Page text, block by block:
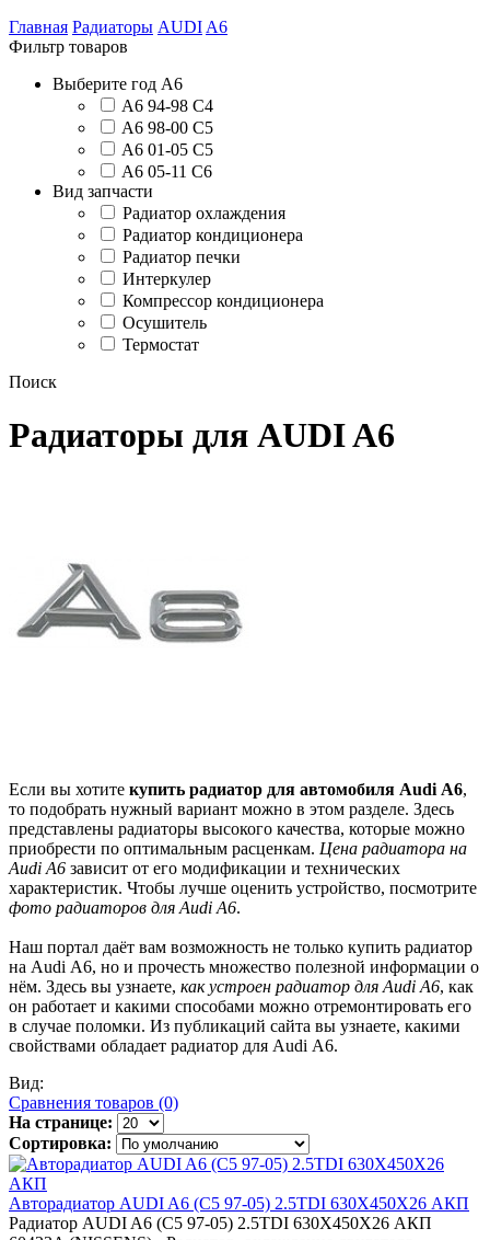
Главная Радиаторы AUDI A6
Фильтр товаров
Выберите год А6
A6 94-98 C4
A6 98-00 C5
A6 01-05 C5
A6 05-11 C6
Вид запчасти
Радиатор охлаждения
Радиатор кондиционера
Радиатор печки
Интеркулер
Компрессор кондиционера
Осушитель
Термостат
Поиск
Радиаторы для AUDI A6
Если вы хотите купить радиатор для автомобиля Audi А6,
то подобрать нужный вариант можно в этом разделе. Здесь
представлены радиаторы высокого качества, которые можно
приобрести по оптимальным расценкам. Цена радиатора на
Audi А6 зависит от его модификации и технических
характеристик. Чтобы лучше оценить устройство, посмотрите
фото радиаторов для Audi А6.
Наш портал даёт вам возможность не только купить радиатор
на Audi А6, но и прочесть множество полезной информации о
нём. Здесь вы узнаете, как устроен радиатор для Audi А6, как
он работает и какими способами можно отремонтировать его
в случае поломки. Из публикаций сайта вы узнаете, какими
свойствами обладает радиатор для Audi А6.
Вид:
Сравнения товаров (0)
На странице:
Сортировка:
Авторадиатор AUDI A6 (C5 97-05) 2.5TDI 630Х450X26 АКП
Радиатор AUDI A6 (C5 97-05) 2.5TDI 630Х450X26 АКП